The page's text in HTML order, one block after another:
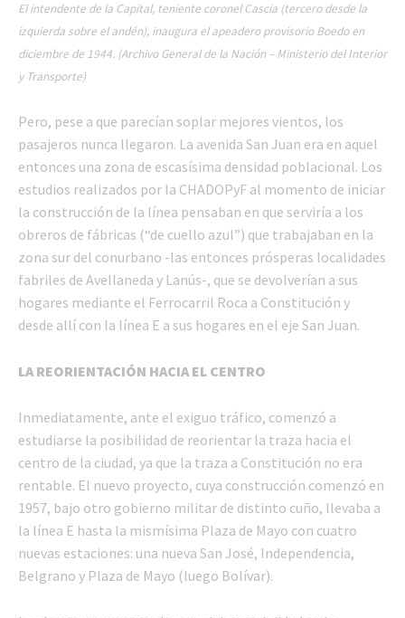
El intendente de la Capital, teniente coronel Cascia (tercero desde la
izquierda sobre el andén), inaugura el apeadero provisorio Boedo en
diciembre de 1944. (Archivo General de la Nación – Ministerio del Interior
y Transporte)
Pero, pese a que parecían soplar mejores vientos, los
pasajeros nunca llegaron. La avenida San Juan era en aquel
entonces una zona de escasísima densidad poblacional. Los
estudios realizados por la CHADOPyF al momento de iniciar
la construcción de la línea pensaban en que serviría a los
obreros de fábricas (“de cuello azul”) que trabajaban en la
zona sur del conurbano -las entonces prósperas localidades
fabriles de Avellaneda y Lanús-, que se devolverían a sus
hogares mediante el Ferrocarril Roca a Constitución y
desde allí con la línea E a sus hogares en el eje San Juan.
LA REORIENTACIÓN HACIA EL CENTRO
Inmediatamente, ante el exiguo tráfico, comenzó a
estudiarse la posibilidad de reorientar la traza hacia el
centro de la ciudad, ya que la traza a Constitución no era
rentable. El nuevo proyecto, cuya construcción comenzó en
1957, bajo otro gobierno militar de distinto cuño, llevaba a
la línea E hasta la mismísima Plaza de Mayo con cuatro
nuevas estaciones: una nueva San José, Independencia,
Belgrano y Plaza de Mayo (luego Bolívar).